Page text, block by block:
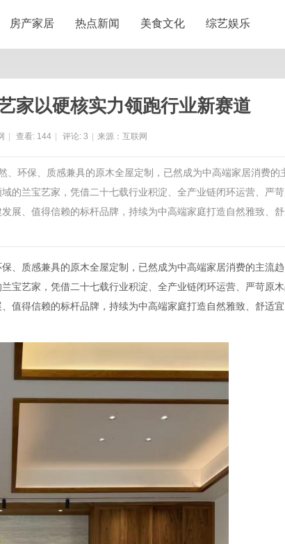
房产家居 热点新闻 美食文化 综艺娱乐
家以硬核实力领跑行业新赛道
查看: 144 评论: 3 来源：互联网
环保、质感兼具的原木全屋定制，已然成为中高端家居消费的
的兰宝艺家，凭借二十七载行业积淀、全产业链闭环运营、严
展、值得信赖的标杆品牌，持续为中高端家庭打造自然雅致、
、质感兼具的原木全屋定制，已然成为中高端家居消费的主流趋
宝艺家，凭借二十七载行业积淀、全产业链闭环运营、严苛原
值得信赖的标杆品牌，持续为中高端家庭打造自然雅致、舒适